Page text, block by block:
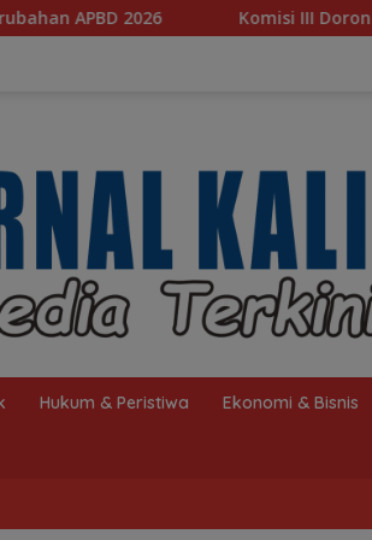
‎Komisi III Dorong Percepatan
Hukum & Peristiwa Ekonomi & Bisnis